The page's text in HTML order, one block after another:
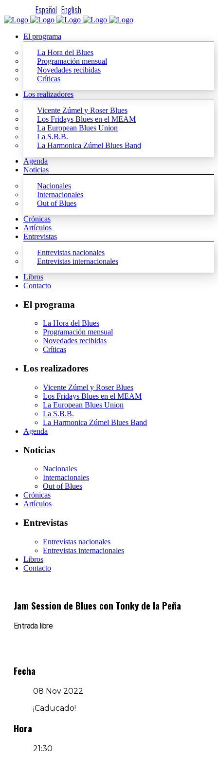
Español·English
El programa
La Hora del Blues
Programación mensual
Novedades recibidas
Críticas
Los realizadores
Vicente Zúmel y Roser Blues
Los Fridays Blues en el MEAM
La European Blues Union
La S.B.B.
La Harmonica Zúmel Blues Band
Agenda
Noticias
Nacionales
Internacionales
Out of Blues
Crónicas
Artículos
Entrevistas
Entrevistas nacionales
Entrevistas internacionales
Libros
Contacto
El programa
La Hora del Blues
Programación mensual
Novedades recibidas
Críticas
Los realizadores
Vicente Zúmel y Roser Blues
Los Fridays Blues en el MEAM
La European Blues Union
La S.B.B.
La Harmonica Zúmel Blues Band
Agenda
Noticias
Nacionales
Internacionales
Out of Blues
Crónicas
Artículos
Entrevistas
Entrevistas nacionales
Entrevistas internacionales
Libros
Contacto
Jam Session de Blues con Tonky de la Peña
Entrada libre
Fecha
08 Nov 2022
¡Caducado!
Hora
21:30